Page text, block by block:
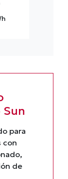
para
con
de